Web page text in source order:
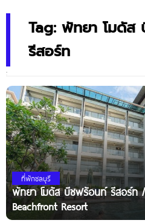
Tag: พัทยา โมดัส
รีสอร์ท
ที่พักชลบุรี
พัทยา โมดัส บีชฟร้อนท์ รีสอร์ท /
Beachfront Resort